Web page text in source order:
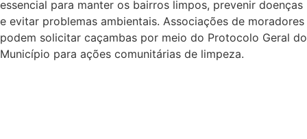
essencial para manter os bairros limpos, prevenir doenças
e evitar problemas ambientais. Associações de moradores
podem solicitar caçambas por meio do Protocolo Geral do
Município para ações comunitárias de limpeza.